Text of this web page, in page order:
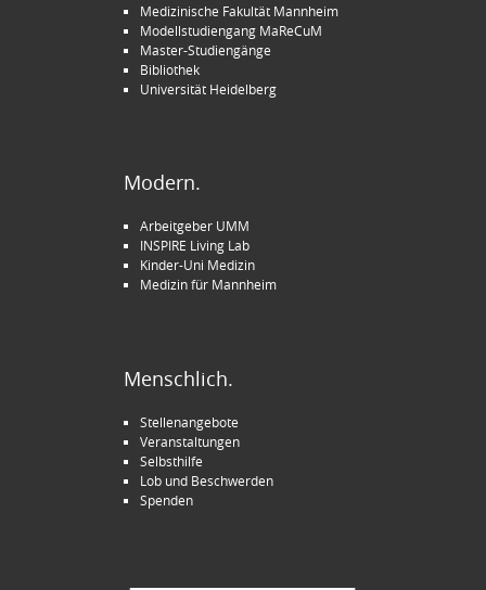
Medizinische Fakultät Mannheim
Modellstudiengang MaReCuM
Master-Studiengänge
Bibliothek
Universität Heidelberg
Modern.
Arbeitgeber UMM
INSPIRE Living Lab
Kinder-Uni Medizin
Medizin für Mannheim
Menschlich.
Stellenangebote
Veranstaltungen
Selbsthilfe
Lob und Beschwerden
Spenden